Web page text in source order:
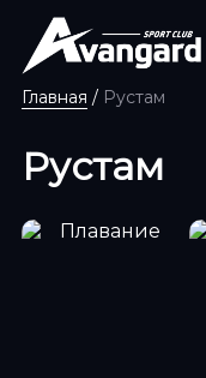
Главная / Рустам
Рустам